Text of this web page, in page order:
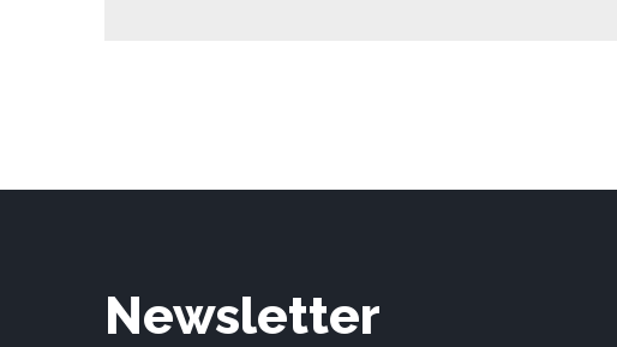
Newsletter